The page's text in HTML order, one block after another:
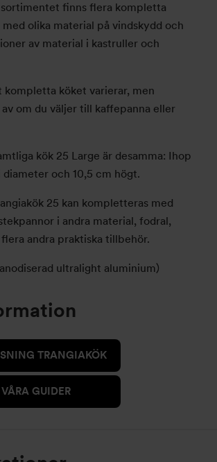
sortimentet finns flera kompletta
olika material på vindskydd och
av material i kastruller och
kompletta köket varierar, men
om du väljer till kaffepanna eller
kök 25 Large är desamma: Ihop
och 10,5 cm högt.
25 kan kompletteras med
i andra material, fodral,
andra praktiska tillbehör.
ultralight aluminium)
TRANGIAKÖK
GUIDER